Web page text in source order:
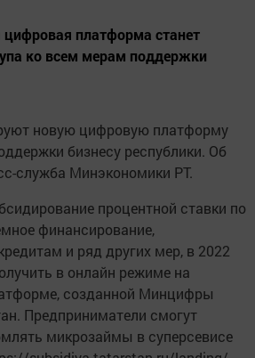
платформа станет
ко всем мерам поддержки
новую цифровую платформу
бизнесу республики. Об
служба Минэкономики РТ.
процентной ставки по
финансирование,
и ряд других мер, в 2022
в онлайн режиме на
созданной Минцифры
Предприниматели смогут
микрозаймы в суперсевисе